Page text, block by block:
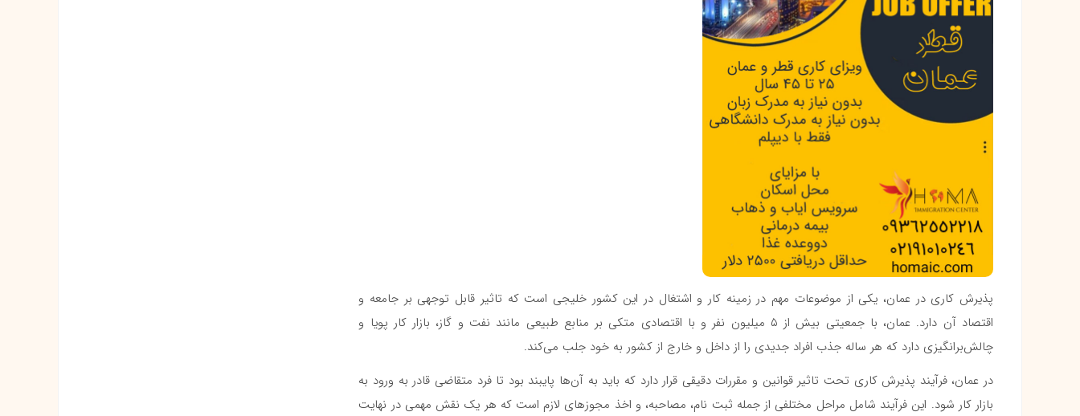
پذیرش کاری در عمان، یکی از موضوعات مهم در زمینه کار و اشتغال در این کشور خلیجی است که تاثیر قابل توجهی بر جامعه و
اقتصاد آن دارد. عمان، با جمعیتی بیش از ۵ میلیون نفر و با اقتصادی متکی بر منابع طبیعی مانند نفت و گاز، بازار کار پویا و
چالش‌برانگیزی دارد که هر ساله جذب افراد جدیدی را از داخل و خارج از کشور به خود جلب می‌کند.
در عمان، فرآیند پذیرش کاری تحت تاثیر قوانین و مقررات دقیقی قرار دارد که باید به آن‌ها پایبند بود تا فرد متقاضی قادر به ورود به
بازار کار شود. این فرآیند شامل مراحل مختلفی از جمله ثبت نام، مصاحبه، و اخذ مجوزهای لازم است که هر یک نقش مهمی در نهایت